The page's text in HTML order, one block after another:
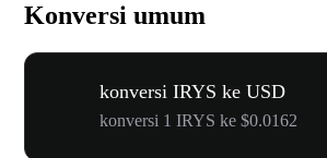
Konversi umum
konversi IRYS ke USD
konversi 1 IRYS ke $0.0162